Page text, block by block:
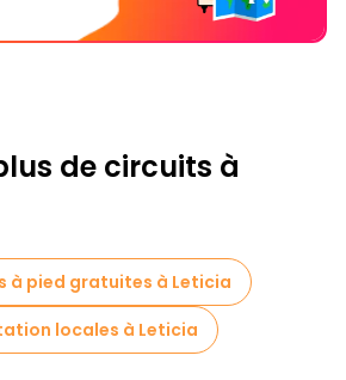
de circuits à
à pied gratuites à Leticia
locales à Leticia